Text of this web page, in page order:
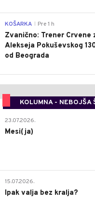
KOŠARKA Pre 1 h
Zvanično: Trener Crvene
Alekseja Pokuševskog
od Beograda
KOLUMNA - NEBOJŠA
23.07.2026.
Mesi(ja)
15.07.2026.
Ipak valja bez kralja?